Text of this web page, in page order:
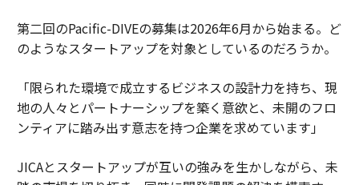
第二回のPacific-DIVEの募集は2026年6月から始まる。ど
のようなスタートアップを対象としているのだろうか。
「限られた環境で成立するビジネスの設計力を持ち、現
地の人々とパートナーシップを築く意欲と、未開のフロ
ンティアに踏み出す意志を持つ企業を求めています」
JICAとスタートアップが互いの強みを生かしながら、未